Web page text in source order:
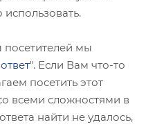
мы
". Если Вам что-то
посетить этот
всеми сложностями в
найти не удалось,